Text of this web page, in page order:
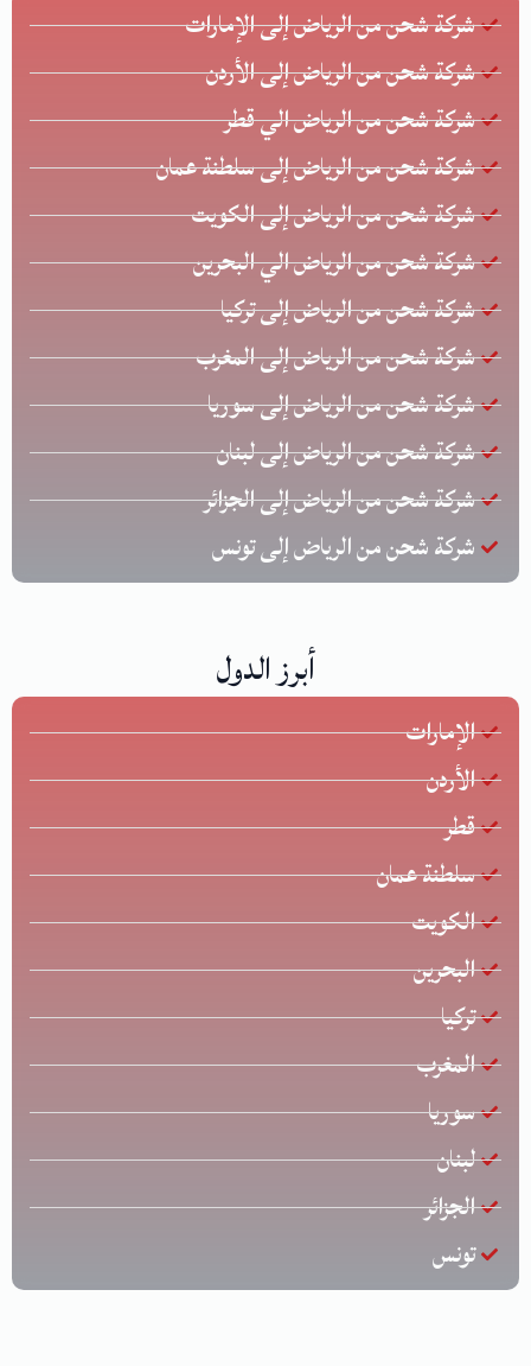
شركة شحن من الرياض إلى الإمارات
شركة شحن من الرياض إلى الأردن
شركة شحن من الرياض الي قطر
شركة شحن من الرياض إلى سلطنة عمان
شركة شحن من الرياض إلى الكويت
شركة شحن من الرياض الي البحرين
شركة شحن من الرياض إلى تركيا
شركة شحن من الرياض إلى المغرب
شركة شحن من الرياض إلى سوريا
شركة شحن من الرياض إلى لبنان
شركة شحن من الرياض إلى الجزائر
شركة شحن من الرياض إلى تونس
أبرز الدول
الإمارات
الأردن
قطر
سلطنة عمان
الكويت
البحرين
تركيا
المغرب
سوريا
لبنان
الجزائر
تونس